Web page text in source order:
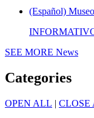
(Español)
SEE MORE News
Categories
OPEN ALL | CLOSE